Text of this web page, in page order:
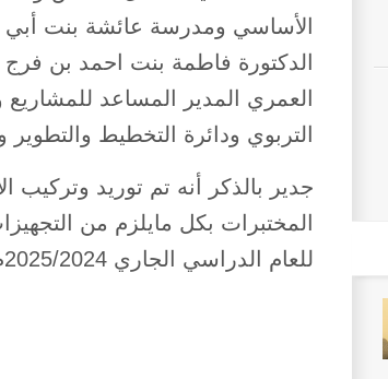
الأساسي ومدرسة عائشة بنت أبي
الدكتورة فاطمة بنت احمد بن
العمري المدير المساعد
التربوي ودائرة التخطيط
جدير بالذكر أنه تم توريد وتركيب
المختبرات بكل مايلزم من
للعام الدراسي الجاري 2025/2024م.